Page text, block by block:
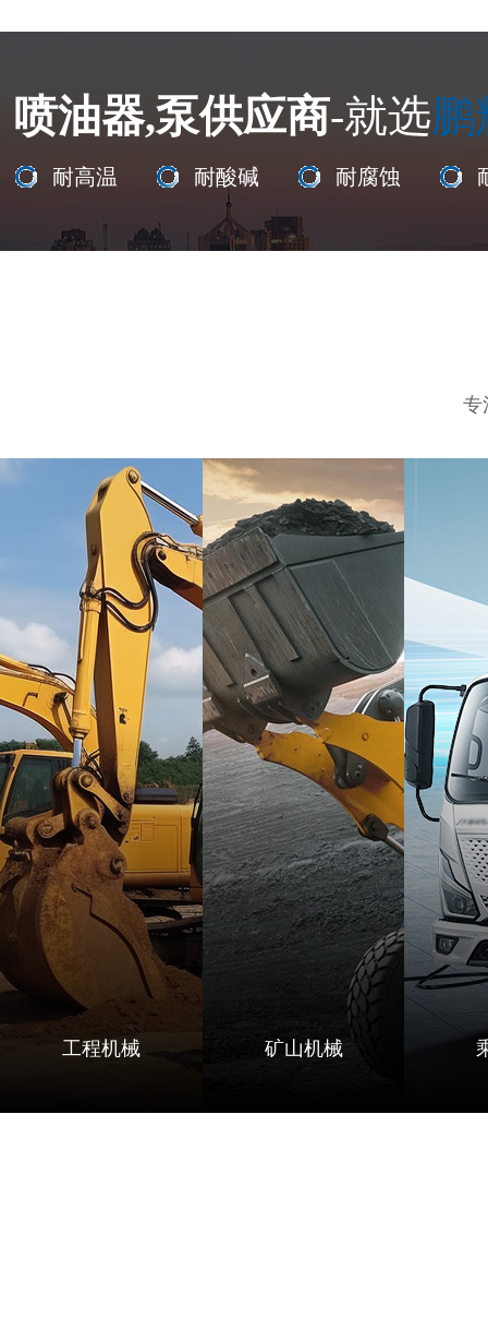
喷油器,泵供应商-就选鹏
耐高温 耐酸碱 耐腐蚀
专
工程机械 矿山机械